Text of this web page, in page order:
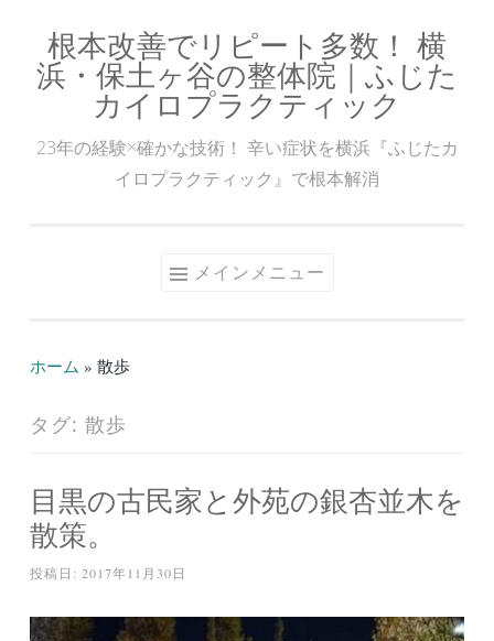
ン
根本改善でリピート多数！ 横
浜・保土ヶ谷の整体院｜ふじた
カイロプラクティック
23年の経験×確かな技術！ 辛い症状を横浜『ふじたカ
イロプラクティック』で根本解消
メインメニュー
ホーム » 散歩
タグ: 散歩
目黒の古民家と外苑の銀杏並木を
散策。
投稿日: 2017年11月30日